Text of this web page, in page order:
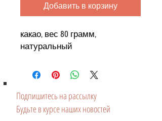
Добавить в корзину
какао, вес 80 грамм,
натуральный
Подпишитесь на рассылку
Будьте в курсе наших новостей